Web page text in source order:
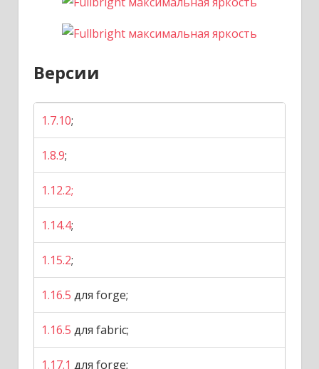
Версии
1.7.10;
1.8.9;
1.12.2;
1.14.4;
1.15.2;
1.16.5 для forge;
1.16.5 для fabric;
1.17.1 для forge;